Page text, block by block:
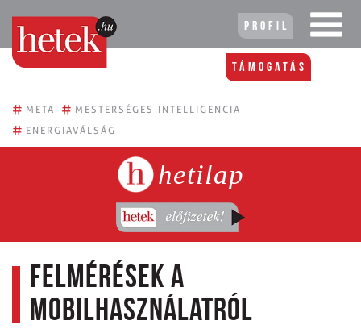
Profil
Támogatás
# META # MESTERSÉGES INTELLIGENCIA
# ENERGIAVÁLSÁG
hetilap
Felmérések a
mobilhasználatról